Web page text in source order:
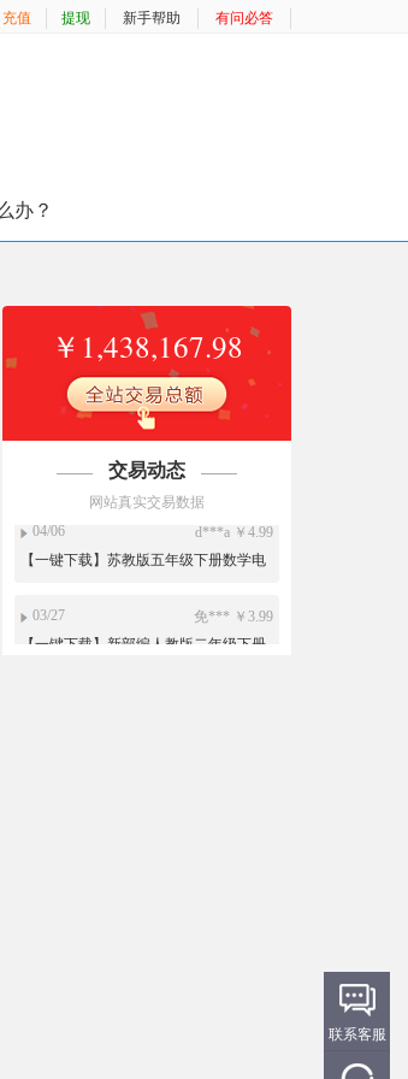
充值 提现 新手帮助 有问必答
办？
￥1,438,167.98
交易动态
网站真实交易数据d***a ￥4.99
【一键下载】苏教版五年级下册数学电
子课本电子教材
【一键下载】新部编人教版二年级下册
道德与法治电子课本电子教材
联系客服